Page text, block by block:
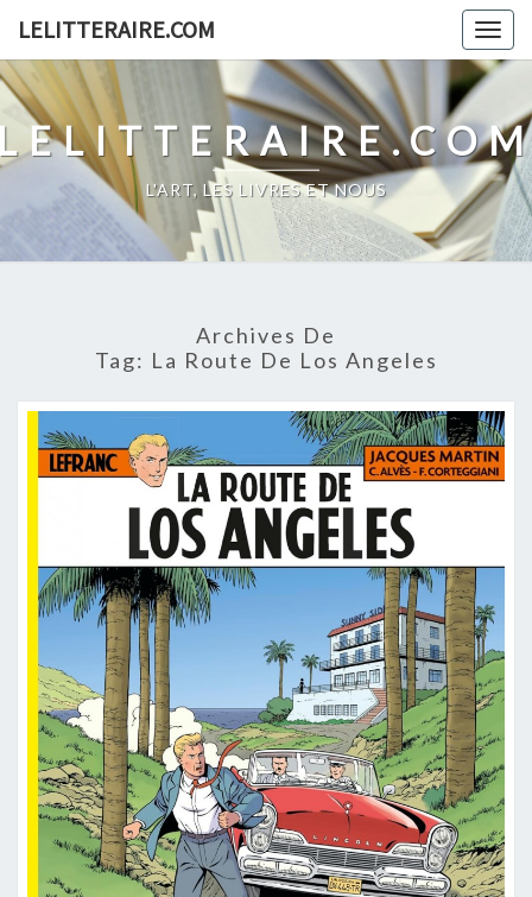
content
LELITTERAIRE.COM
L'ART, LES LIVRES ET NOUS
Archives De
Tag: La Route De Los Angeles